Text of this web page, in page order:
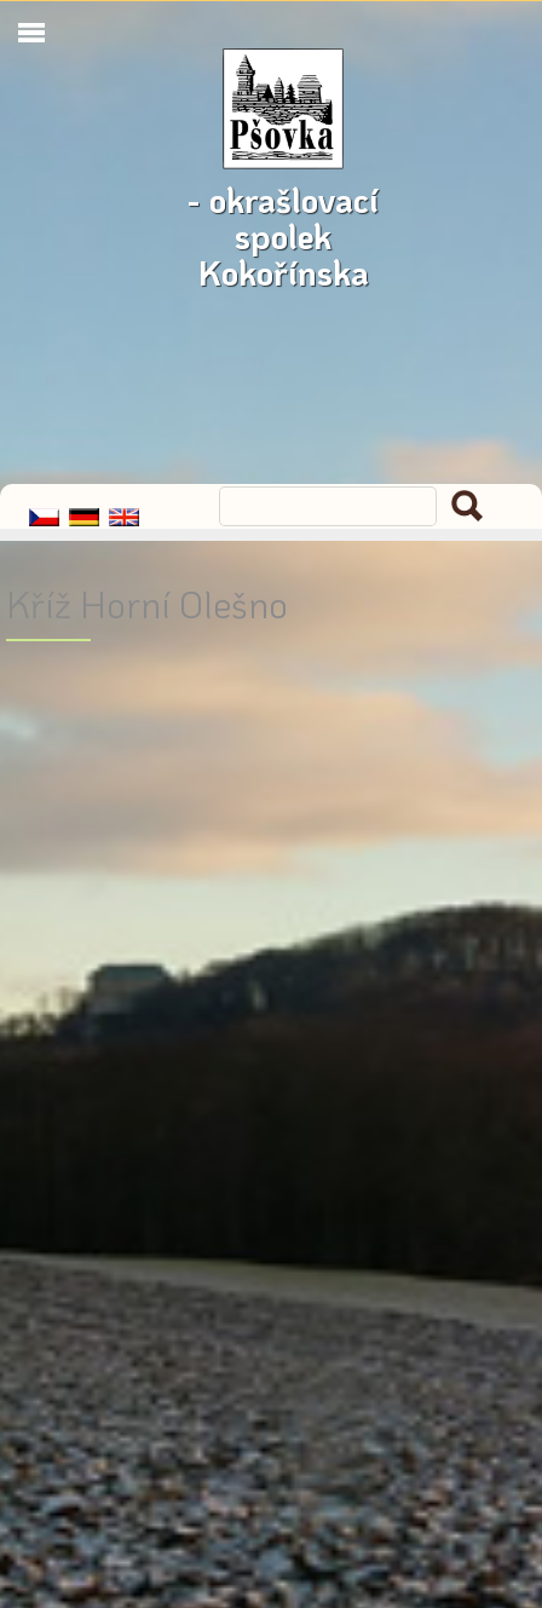
- okrašlovací
spolek
Kokořínska
Kříž Horní Olešno
OLEŠNO – kříž
Vznik původního dřevěného kříže (předchůdce dnešního
litinového kříže) není v písemných pramenech doložen. Poprvé je
existence kříže na návsi doložena v hlavní knize obce Olešno po
roce 1850 mezi majetkem obce je uvedeno : zvonička
Glockensäule
) s malým zvonem a vedle stojící dřevěný krucifix.
V obecní kronice z roku 1932 je zmíněno, že tyto objekty stojí na
vegetativním dekorem. Vlastní tělo kříže je na
břevnech zdobené malými prolamovanými křížky, na
svislé části pak prolamovanými rozetkami. Pata kříže
je prolamovaná, zdobená ve střední části rovněž
rozetkami, okraje tvoří dva sloupky s lištami, na
kterých spočívá sedlový štítek, zakončující patu kříže.
Tělo Ukřižovaného je doplněno svatozáří z paprsků
osazených v koutech kříže a je zlacené. Pod ním je
osazena kruhová litinová nápisová deska, lemovaná
plastickým vavřínovým věncem.
Kříž je osazen na středně vysokém pískovcovém podstavci,
umístěném na širokém dvoustupňovém platu. Vlastní podstavec